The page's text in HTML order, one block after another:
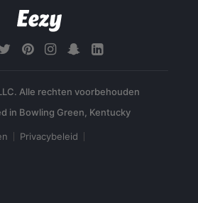
Alle rechten voorbehouden
Privacybeleid